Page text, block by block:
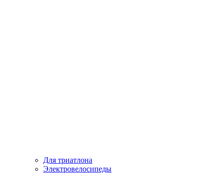
Для триатлона
Электровелосипеды